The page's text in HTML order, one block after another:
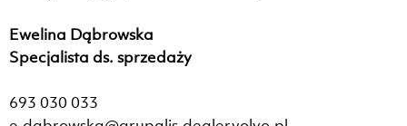
Ewelina Dąbrowska
Specjalista ds. sprzedaży
693 030 033